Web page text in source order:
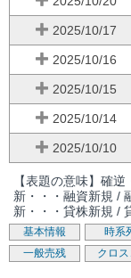
2025/10/17
2025/10/16
2025/10/15
2025/10/14
2025/10/10
【表題の意味】確
新・・・融資新規 /
新・・・貸株新規 /
基本情報 時系
一般売残
クロス